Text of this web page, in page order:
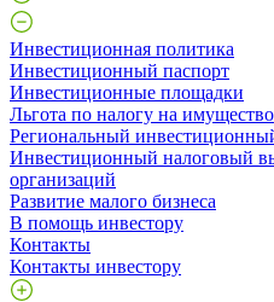
Инвестиционная политика
Инвестиционный паспорт
Инвестиционные площадки
Льгота по налогу на имущество
Региональный
Инвестиционный налоговый
организаций
Развитие малого бизнеса
В помощь инвестору
Контакты
Контакты инвестору